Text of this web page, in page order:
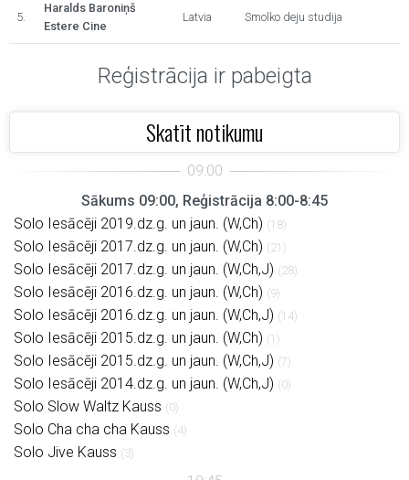
5.
Haralds Baroniņš
Estere Cine
Latvia Smolko deju studija
Reģistrācija ir pabeigta
Skatīt notikumu
Sākums 09:00, Reģistrācija 8:00-8:45
Solo Iesācēji 2019.dz.g. un jaun. (W,Ch) (18)
Solo Iesācēji 2017.dz.g. un jaun. (W,Ch) (21)
Solo Iesācēji 2017.dz.g. un jaun. (W,Ch,J) (28)
Solo Iesācēji 2016.dz.g. un jaun. (W,Ch) (9)
Solo Iesācēji 2016.dz.g. un jaun. (W,Ch,J) (14)
Solo Iesācēji 2015.dz.g. un jaun. (W,Ch) (1)
Solo Iesācēji 2015.dz.g. un jaun. (W,Ch,J) (7)
Solo Iesācēji 2014.dz.g. un jaun. (W,Ch,J) (0)
Solo Slow Waltz Kauss (0)
Solo Cha cha cha Kauss (4)
Solo Jive Kauss (3)